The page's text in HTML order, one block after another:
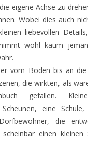
eigene Achse zu
Wobei dies auch
liebevollen
wohl kaum
vom Boden bis an
die wirkten, als
gefallen.
Scheunen, eine
die
einen